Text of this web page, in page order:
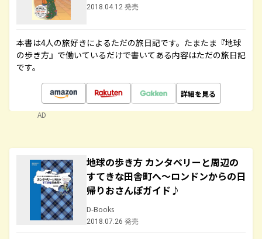
2018.04.12 発売
本書は4人の旅好きによるただの旅日記です。たまたま『地球
の歩き方』で働いているだけで書いてある内容はただの旅日記
です。
詳細を見る
AD
地球の歩き方 カンタベリーと周辺の
すてきな田舎町へ～ロンドンからの日
帰りおさんぽガイド♪
D-Books
2018.07.26 発売